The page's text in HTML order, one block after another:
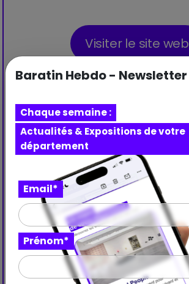
Visiter le site web
Baratin Hebdo - Newsletter
Chaque semaine :
Actualités & Expositions de votre
département
Email*
Prénom*